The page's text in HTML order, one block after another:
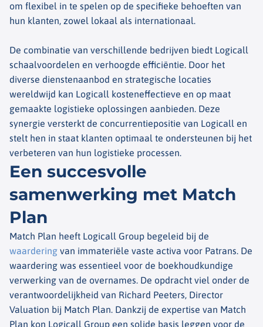
om flexibel in te spelen op de specifieke behoeften van
hun klanten, zowel lokaal als internationaal.
De combinatie van verschillende bedrijven biedt Logicall
schaalvoordelen en verhoogde efficiëntie. Door het
diverse dienstenaanbod en strategische locaties
wereldwijd kan Logicall kosteneffectieve en op maat
gemaakte logistieke oplossingen aanbieden. Deze
synergie versterkt de concurrentiepositie van Logicall en
stelt hen in staat klanten optimaal te ondersteunen bij het
verbeteren van hun logistieke processen.
Een succesvolle
samenwerking met Match
Plan
Match Plan heeft Logicall Group begeleid bij de
waardering van immateriële vaste activa voor Patrans. De
waardering was essentieel voor de boekhoudkundige
verwerking van de overnames. De opdracht viel onder de
verantwoordelijkheid van Richard Peeters, Director
Valuation bij Match Plan. Dankzij de expertise van Match
Plan kon Logicall Group een solide basis leggen voor de